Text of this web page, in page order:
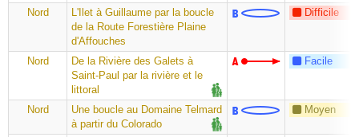
Nord
L'Ilet à Guillaume par la boucle
de la Route Forestière Plaine
d'Affouches
Difficile
Nord
De la Rivière des Galets à
Saint-Paul par la rivière et le
littoral
Facile
Nord
Une boucle au Domaine Telmard
à partir du Colorado
Moyen